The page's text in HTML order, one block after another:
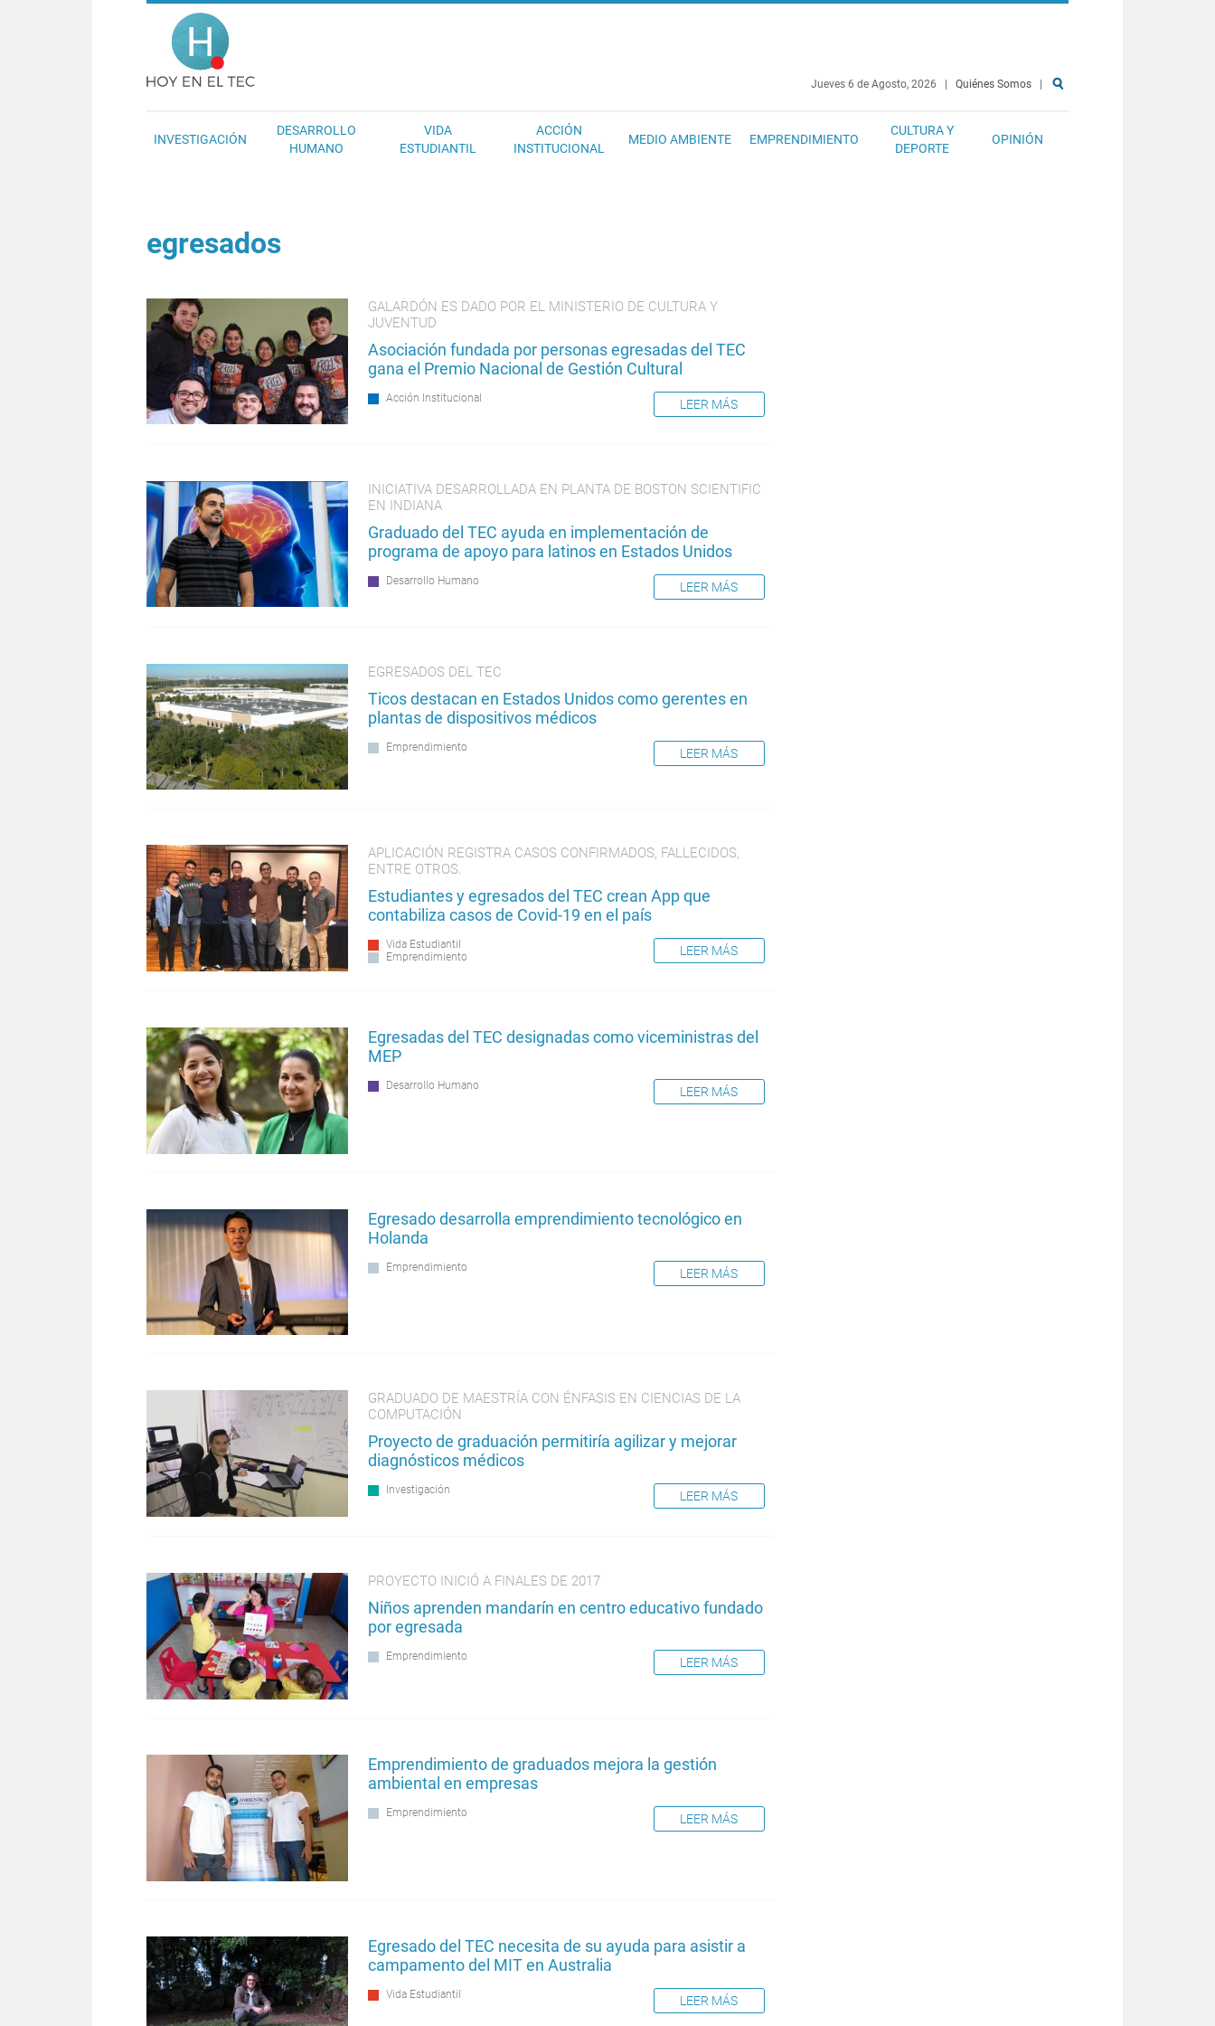
Pasar al contenido principal
Jueves 6 de Agosto, 2026 Quiénes Somos
INVESTIGACIÓN
DESARROLLO
HUMANO
VIDA
ESTUDIANTIL
ACCIÓN
INSTITUCIONAL
MEDIO AMBIENTE EMPRENDIMIENTO
CULTURA Y
DEPORTE
OPINIÓN
egresados
GALARDÓN ES DADO POR EL MINISTERIO DE CULTURA Y
JUVENTUD
Asociación fundada por personas egresadas del TEC
gana el Premio Nacional de Gestión Cultural
Acción Institucional LEER MÁS
INICIATIVA DESARROLLADA EN PLANTA DE BOSTON SCIENTIFIC
EN INDIANA
Graduado del TEC ayuda en implementación de
programa de apoyo para latinos en Estados Unidos
Desarrollo Humano LEER MÁS
EGRESADOS DEL TEC
Ticos destacan en Estados Unidos como gerentes en
plantas de dispositivos médicos
Emprendimiento LEER MÁS
APLICACIÓN REGISTRA CASOS CONFIRMADOS, FALLECIDOS,
ENTRE OTROS.
Estudiantes y egresados del TEC crean App que
contabiliza casos de Covid-19 en el país
Vida Estudiantil
Emprendimiento
LEER MÁS
Egresadas del TEC designadas como viceministras del
MEP
Desarrollo Humano LEER MÁS
Egresado desarrolla emprendimiento tecnológico en
Holanda
Emprendimiento LEER MÁS
GRADUADO DE MAESTRÍA CON ÉNFASIS EN CIENCIAS DE LA
COMPUTACIÓN
Proyecto de graduación permitiría agilizar y mejorar
diagnósticos médicos
Investigación LEER MÁS
PROYECTO INICIÓ A FINALES DE 2017
Niños aprenden mandarín en centro educativo fundado
por egresada
Emprendimiento LEER MÁS
Emprendimiento de graduados mejora la gestión
ambiental en empresas
Emprendimiento LEER MÁS
Egresado del TEC necesita de su ayuda para asistir a
campamento del MIT en Australia
Vida Estudiantil LEER MÁS